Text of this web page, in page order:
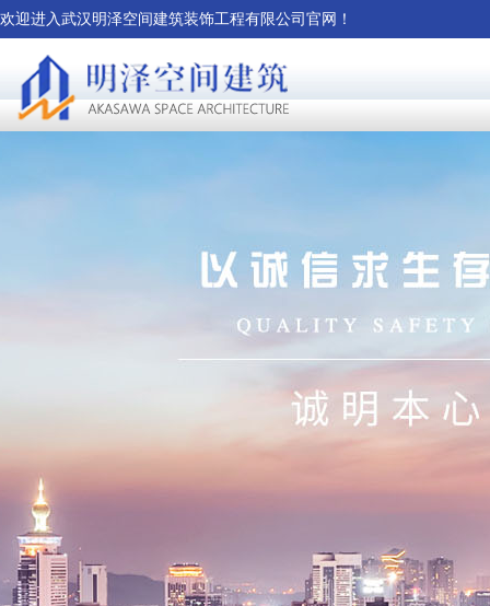
欢迎进入武汉明泽空间建筑装饰工程有限公司官网！